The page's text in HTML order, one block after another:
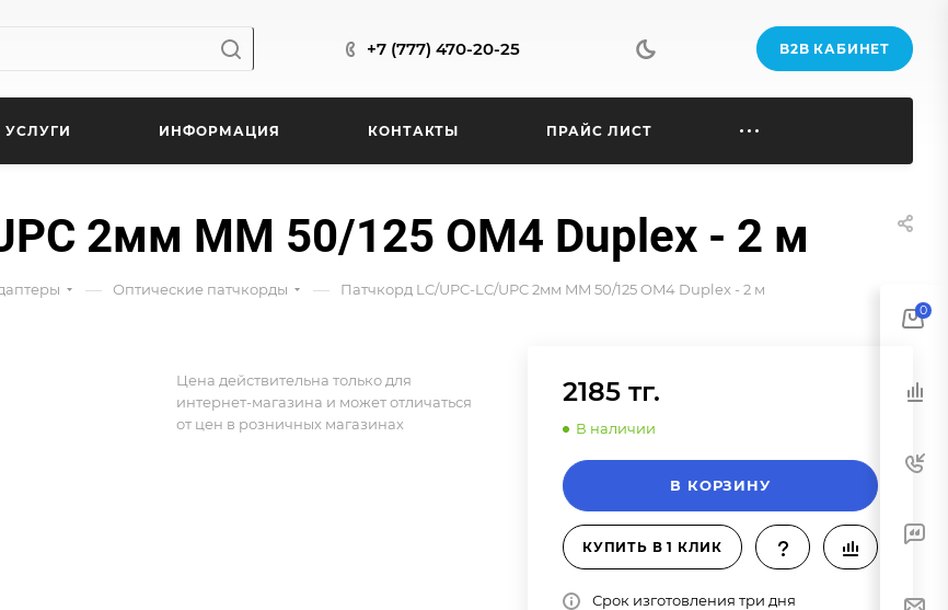
+7 (777) 470-20-25 B2B КАБИНЕТ
УСЛУГИ ИНФОРМАЦИЯ КОНТАКТЫ ПРАЙС ЛИСТ
2мм MM 50/125 OM4 Duplex - 2 м
— Оптические патчкорды — Патчкорд LC/UPC-LC/UPC 2мм MM 50/125 OM4 Duplex - 2 м
2185 тг.
В наличии
В КОРЗИНУ
КУПИТЬ В 1 КЛИК
Срок изготовления три дня
Цена действительна только для
интернет-магазина и может отличаться
от цен в розничных магазинах
0